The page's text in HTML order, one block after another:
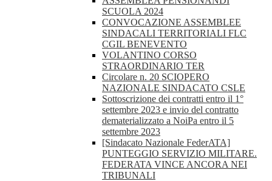
SCUOLA 2024
CONVOCAZIONE ASSEMBLEE
SINDACALI TERRITORIALI FLC
CGIL BENEVENTO
VOLANTINO CORSO
STRAORDINARIO TER
Circolare n. 20 SCIOPERO
NAZIONALE SINDACATO CSLE
Sottoscrizione dei contratti entro il 1°
settembre 2023 e invio del contratto
dematerializzato a NoiPa entro il 5
settembre 2023
[Sindacato Nazionale FederATA]
PUNTEGGIO SERVIZIO MILITARE.
FEDERATA VINCE ANCORA NEI
TRIBUNALI